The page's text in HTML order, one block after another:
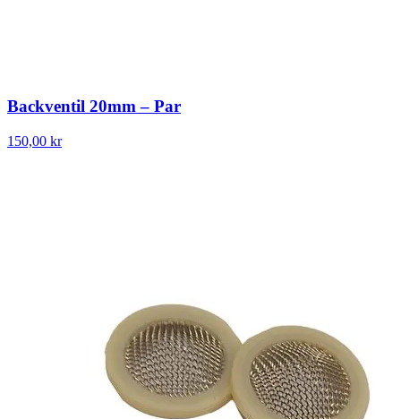
Backventil 20mm – Par
150,00 kr